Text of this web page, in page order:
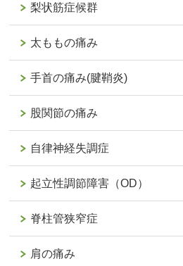
梨状筋症候群
太ももの痛み
手首の痛み(腱鞘炎)
股関節の痛み
自律神経失調症
起立性調節障害（OD）
脊柱管狭窄症
肩の痛み